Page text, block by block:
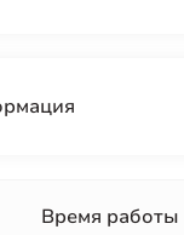
Время работы